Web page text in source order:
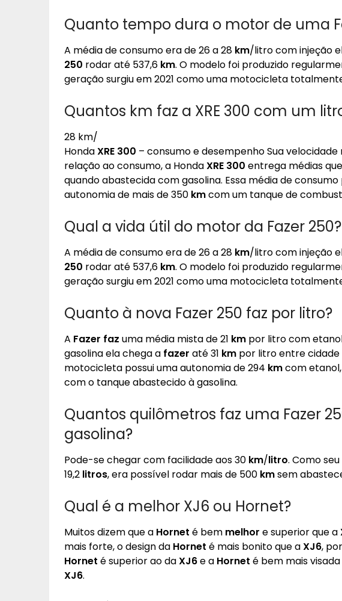
Quanto tempo dura o motor de uma
A média de consumo era de 26 a 28 km/litro com injeção
250 rodar até 537,6 km. O modelo foi produzido
geração surgiu em 2021 como uma motocicleta
Quantos km faz a XRE 300 com um
28 km/
HondaXRE 300 – consumo e desempenho Sua velocidade
relação ao consumo, a HondaXRE 300 entrega médias
quando abastecida com gasolina. Essa média de
autonomia de mais de 350 kmcom um tanque de
Qual a vida útil do motor da Fazer 250?
A média de consumo era de 26 a 28 km/litro com injeção
250 rodar até 537,6 km. O modelo foi produzido
geração surgiu em 2021 como uma motocicleta
Quanto à nova Fazer 250 faz por litro?
A Fazer faz uma média mista de 21 km por litro com
gasolina ela chega a fazer até 31 km por litro entre
motocicleta possui uma autonomia de 294 kmcom
com o tanque abastecido à gasolina.
Quantos quilômetros faz uma Fazer
gasolina?
Pode-se chegar com facilidade aos 30 km/litro. Como
19,2 litros, era possível rodar mais de 500 kmsem
Qual é a melhor XJ6 ou Hornet?
Muitos dizem que a Hornet é bem melhor e superior que a
mais forte, o design da Hornet é mais bonito que aXJ6,
Hornet é superior ao daXJ6e a Hornet é bem mais
XJ6.